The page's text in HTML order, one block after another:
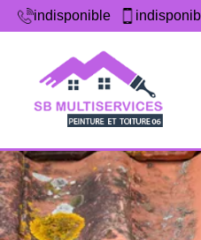
indisponible